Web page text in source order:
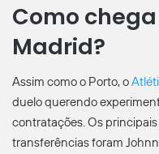
Como
Madrid?
Assim como o Porto, o
duelo querendo
contratações. Os
transferências foram